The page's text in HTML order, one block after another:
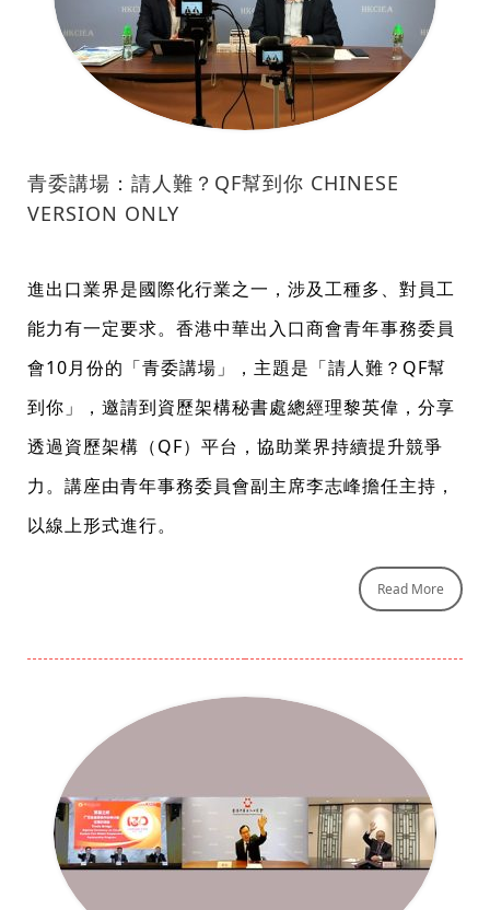
青委講場：請人難？QF幫到你 CHINESE
VERSION ONLY
進出口業界是國際化行業之一，涉及工種多、對員工
能力有一定要求。香港中華出入口商會青年事務委員
會10月份的「青委講場」，主題是「請人難？QF幫
到你」，邀請到資歷架構秘書處總經理黎英偉，分享
透過資歷架構（QF）平台，協助業界持續提升競爭
力。講座由青年事務委員會副主席李志峰擔任主持，
以線上形式進行。
Read More